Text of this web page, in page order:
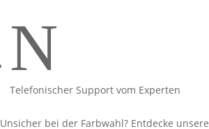
N
Telefonischer Support vom Experten
Unsicher bei der Farbwahl? Entdecke unsere